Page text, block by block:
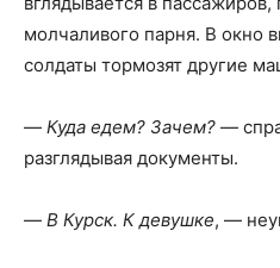
молчаливого парня. В окно
солдаты тормозят другие
— Куда едем? Зачем? —
разглядывая документы.
— В Курск. К девушке, —